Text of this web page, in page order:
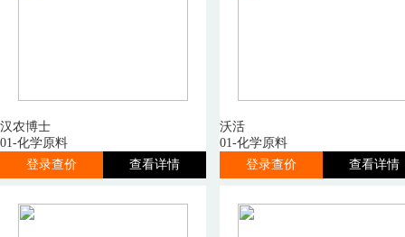
汉农博士
01-化学原料
登录查价
查看详情
沃活
01-化学原料
登录查价
查看详情